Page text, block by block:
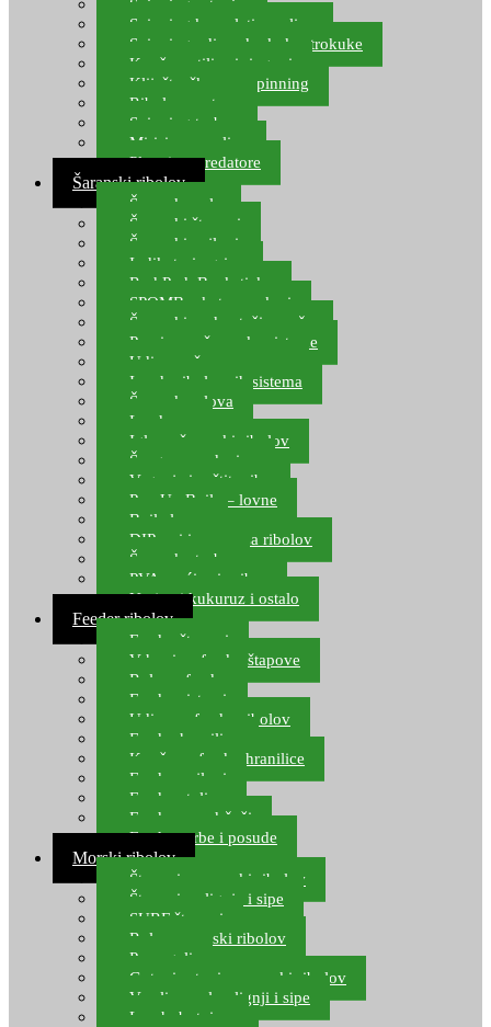
Spinning setovi
Spinning kompleti varalica
Spinning udice, dvokuke, trokuke
Kopče, vrtilice i ringovi
Kliješta, škare za spinning
Ribolov pastrve
Spinning torbe
Mirisi za varalice
Plovci za predatore
Šaranski ribolov
Šaranske role
Šaranski štapovi
Šaranski najloni
Indikatori ugriza
Rod Pod, Banksticks
SPOMB rakete, markeri
Šaranski podmetači, mreže
Pernice za šaranske sisteme
Udice za šarana, amura
Izrada ribolovnih sistema
Šaranska olova
Leadcore
Igle za šaranski ribolov
Špage, upredenice
Vaganje i zaštita ribe
Pop Up Boile – lovne
Boile lovne
DIP-ovi i arome za ribolov
Šaranske torbe
PVA vrećice i pribor
Umjetni kukuruz i ostalo
Feeder ribolov
Feeder štapovi
Vrhovi za feeder štapove
Role za feeder
Feeder sistemi
Udice za feeder ribolov
Feeder hranilice
Kopče za feeder hranilice
Feeder najloni
Feeder stolice
Feeder arm držači
Feeder torbe i posude
Morski ribolov
Štapovi za morski ribolov
Štapovi za lignje i sipe
SURF štapovi
Role za morski ribolov
Parangali
Gotovi setovi za morski ribolov
Varalice za lov lignji i sipe
Lov hobotnice